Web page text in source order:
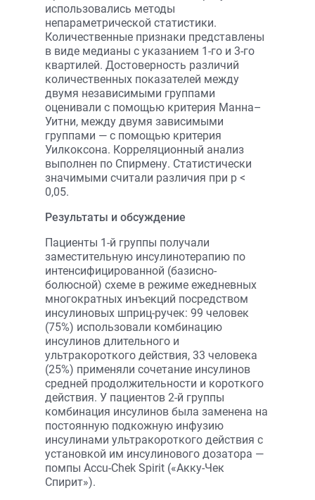
использовались методы
непараметрической статистики.
Количественные признаки представлены
в виде медианы с указанием 1-го и 3-го
квартилей. Достоверность различий
количественных показателей между
двумя независимыми группами
оценивали с помощью критерия Манна–
Уитни, между двумя зависимыми
группами — с помощью критерия
Уилкоксона. Корреляционный анализ
выполнен по Спирмену. Статистически
значимыми считали различия при p <
0,05.
Результаты и обсуждение
Пациенты 1-й группы получали
заместительную инсулинотерапию по
интенсифицированной (базисно-
болюсной) схеме в режиме ежедневных
многократных инъекций посредством
инсулиновых шприц-ручек: 99 человек
(75%) использовали комбинацию
инсулинов длительного и
ультракороткого действия, 33 человека
(25%) применяли сочетание инсулинов
средней продолжительности и короткого
действия. У пациентов 2-й группы
комбинация инсулинов была заменена на
постоянную подкожную инфузию
инсулинами ультракороткого действия с
установкой им инсулинового дозатора —
помпы Accu-Chek Spirit («Акку-Чек
Спирит»).